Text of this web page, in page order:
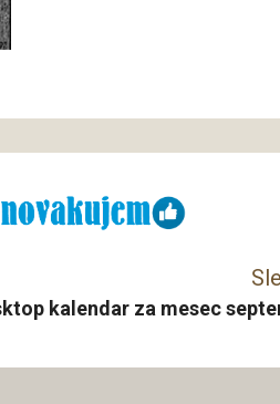
kalendar za mesec